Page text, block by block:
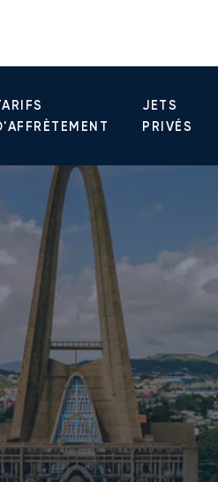
JETS
PRIVÉS